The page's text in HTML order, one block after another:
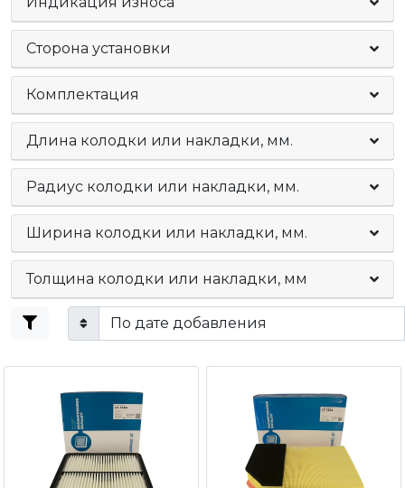
Сторона установки
Комплектация
Длина колодки или накладки, мм.
Радиус колодки или накладки, мм.
Ширина колодки или накладки, мм.
Толщина колодки или накладки, мм